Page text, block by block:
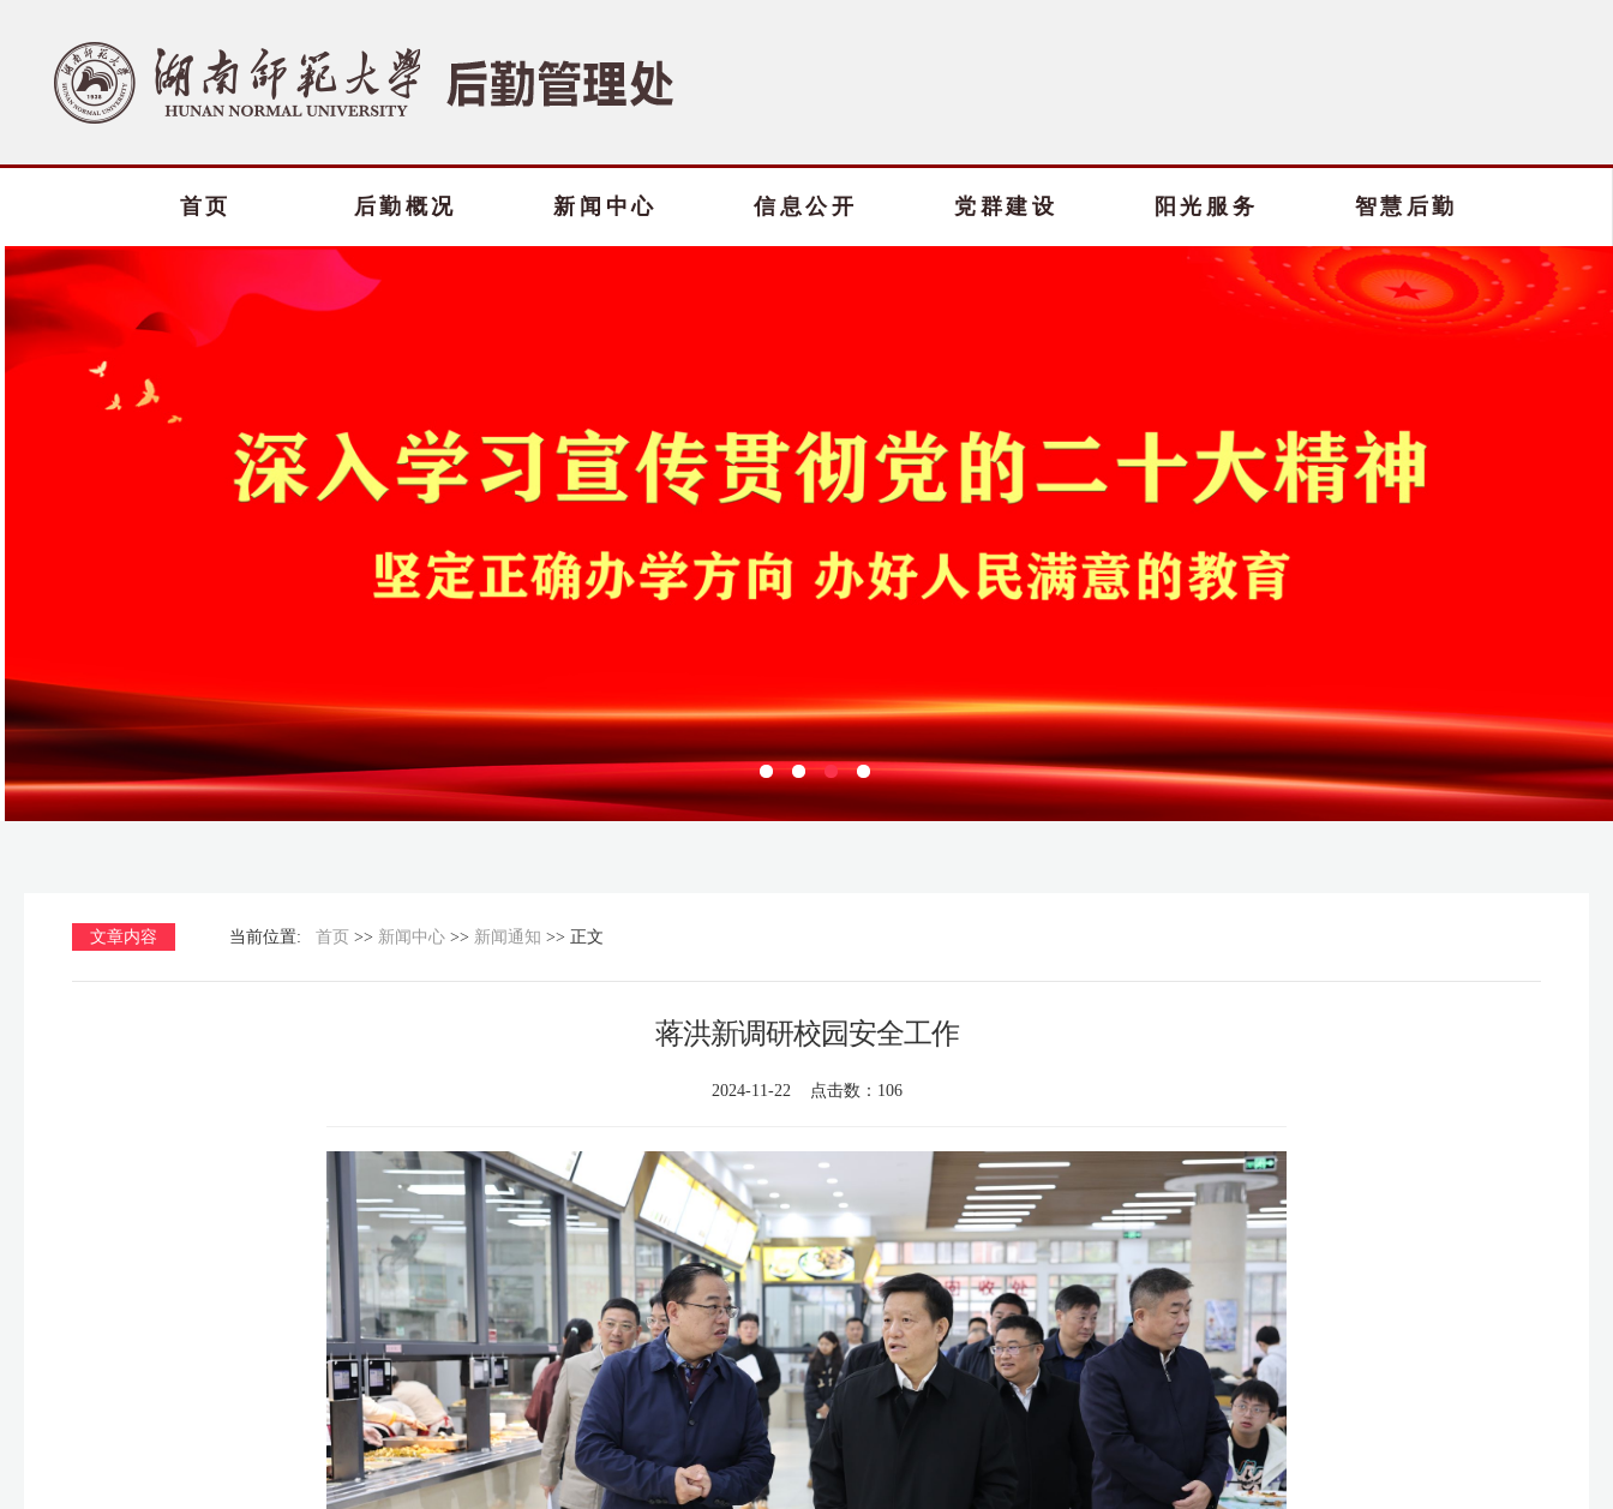
首页 后勤概况 新闻中心 信息公开 党群建设 阳光服务 智慧后勤
文章内容 当前位置: 首页 >> 新闻中心 >> 新闻通知 >> 正文
蒋洪新调研校园安全工作
2024-11-22 点击数： 106